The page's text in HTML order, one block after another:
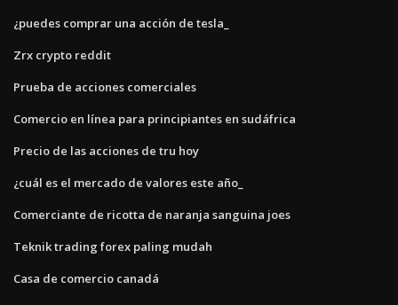
¿puedes comprar una acción de tesla_
Zrx crypto reddit
Prueba de acciones comerciales
Comercio en línea para principiantes en sudáfrica
Precio de las acciones de tru hoy
¿cuál es el mercado de valores este año_
Comerciante de ricotta de naranja sanguina joes
Teknik trading forex paling mudah
Casa de comercio canadá